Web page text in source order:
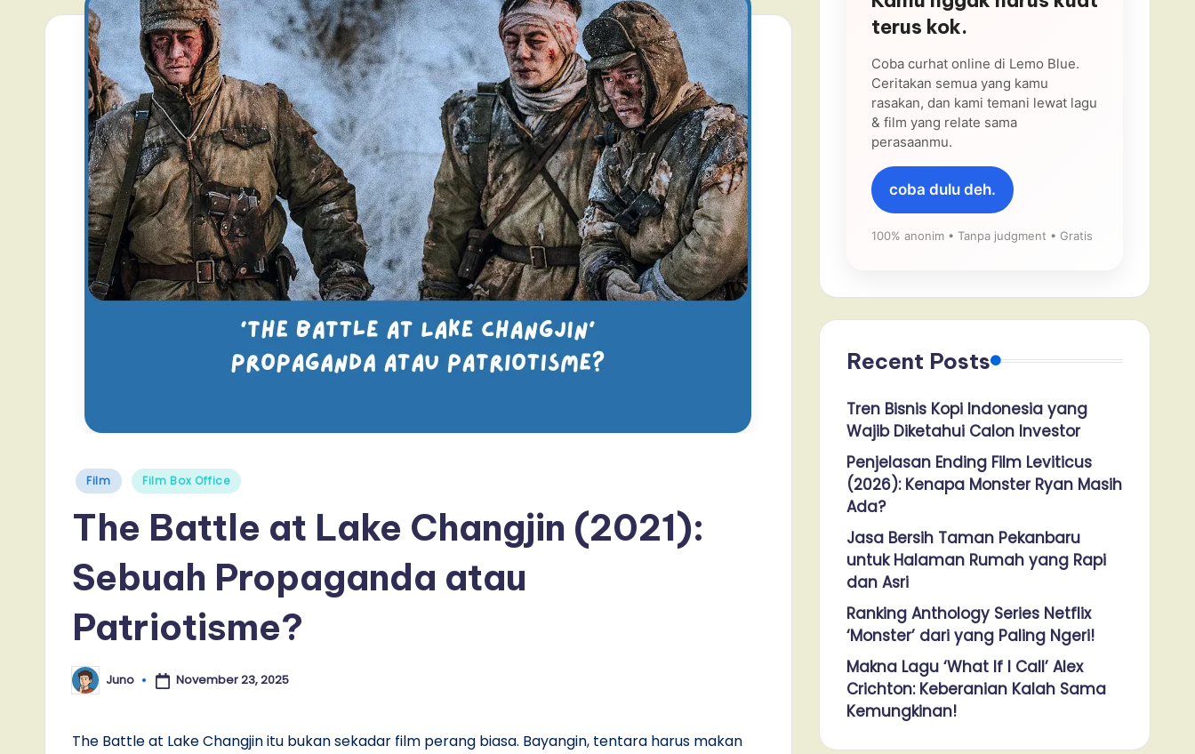
Posted
Film Film Box Office
The Battle at Lake Changjin (2021):
Sebuah Propaganda atau
Patriotisme?
Posted
by
Juno November 23, 2025
The Battle at Lake Changjin itu bukan sekadar film perang biasa. Bayangin, tentara harus makan
terus kok.
Coba curhat online di Lemo Blue.
Ceritakan semua yang kamu
rasakan, dan kami temani lewat lagu
& film yang relate sama
perasaanmu.
coba dulu deh.
100% anonim • Tanpa judgment • Gratis
Recent Posts
Tren Bisnis Kopi Indonesia yang
Wajib Diketahui Calon Investor
Penjelasan Ending Film Leviticus
(2026): Kenapa Monster Ryan Masih
Ada?
Jasa Bersih Taman Pekanbaru
untuk Halaman Rumah yang Rapi
dan Asri
Ranking Anthology Series Netflix
‘Monster’ dari yang Paling Ngeri!
Makna Lagu ‘What If I Call’ Alex
Crichton: Keberanian Kalah Sama
Kemungkinan!